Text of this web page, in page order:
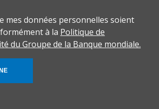
mes données personnelles soient
à la Politique de
du Groupe de la Banque mondiale.